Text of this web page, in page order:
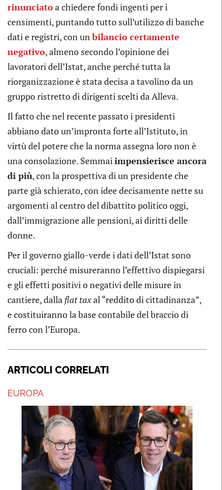
rinunciatoa chiedere fondi ingenti per i
censimenti, puntando tutto sull’utilizzo di banche
dati e registri, con unbilancio certamente
negativo, almeno secondo l’opinione dei
lavoratori dell’Istat, anche perché tutta la
riorganizzazione è stata decisa a tavolino da un
gruppo ristretto di dirigenti scelti da Alleva.
Il fatto che nel recente passato i presidenti
abbiano dato un’impronta forte all’Istituto, in
virtù del potere che la norma assegna loro non è
una consolazione. Semmai impensierisce ancora
di più, con la prospettiva di un presidente che
parte già schierato, con idee decisamente nette su
argomenti al centro del dibattito politico oggi,
dall’immigrazione alle pensioni, ai diritti delle
donne.
Per il governo giallo-verde i dati dell’Istat sono
cruciali: perché misureranno l’effettivo dispiegarsi
e gli effetti positivi o negativi delle misure in
cantiere, dalla flat taxal “reddito di cittadinanza”,
e costituiranno la base contabile del braccio di
ferro con l’Europa.
ARTICOLI CORRELATI
EUROPA